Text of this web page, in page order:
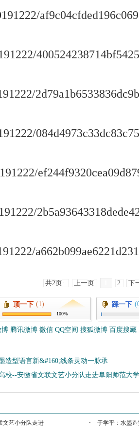
共2页: 上一页 2 下
顶一下 (1)
100%
踩一下
博 腾讯微博 微信 QQ空间 搜狐微博 百度搜藏
造型语言新&#160;线条灵动一脉承
校--安徽省文联文艺小分队走进阜阳师范大学
文艺小分队走进
于学平：水墨